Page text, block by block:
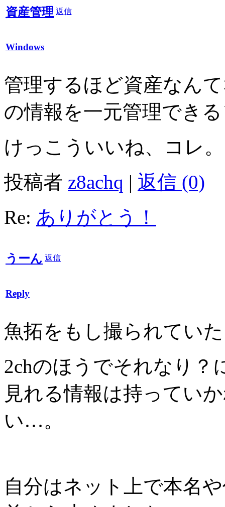
資産管理 返信
Windows
管理するほど資産なん
の情報を一元管理でき
けっこういいね、コレ。
投稿者 z8achq | 返信 (0)
Re: ありがとう！
うーん 返信
Reply
魚拓をもし撮られてい
2chのほうでそれなり？
見れる情報は持ってい
い…。
自分はネット上で本名